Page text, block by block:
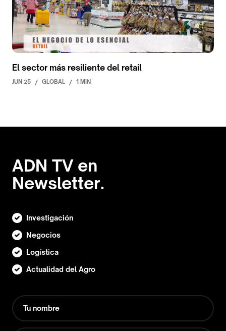
El sector más resiliente del retail
JUN 25 / GLOBAL / 1 MIN
ADN TV en
Newsletter.
Investigación
Negocios
Logística
Actualidad del Agro